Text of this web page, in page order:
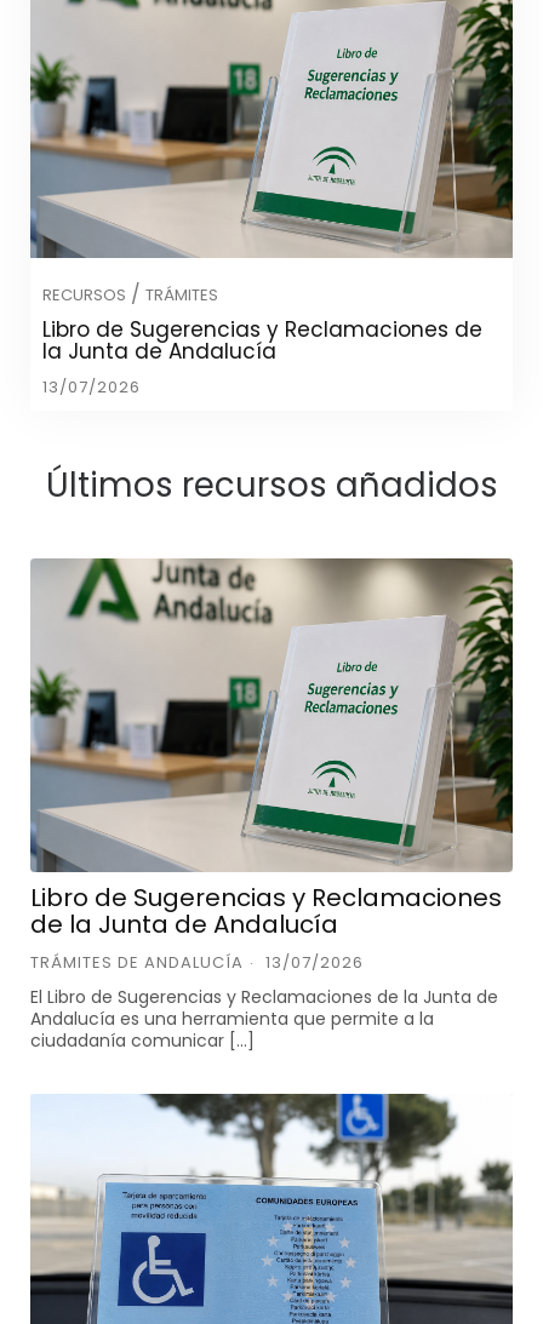
RECURSOS / TRÁMITES
Libro de Sugerencias y Reclamaciones de
la Junta de Andalucía
13/07/2026
Últimos recursos añadidos
Libro de Sugerencias y Reclamaciones
de la Junta de Andalucía
TRÁMITES DE ANDALUCÍA 13/07/2026
El Libro de Sugerencias y Reclamaciones de la Junta de
Andalucía es una herramienta que permite a la
ciudadanía comunicar […]